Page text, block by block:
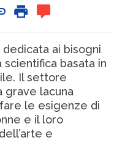
ai bisogni
basata in
Il settore
grave lacuna
le esigenze di
e il loro
e